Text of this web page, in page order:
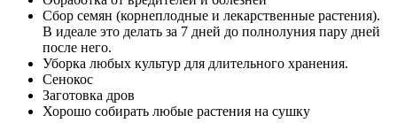
Сбор семян (корнеплодные и лекарственные растения).
В идеале это делать за 7 дней до полнолуния пару дней
после него.
Уборка любых культур для длительного хранения.
Сенокос
Заготовка дров
Хорошо собирать любые растения на сушку